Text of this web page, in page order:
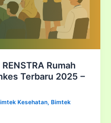
Rumah
Terbaru 2025 –
Kesehatan, Bimtek